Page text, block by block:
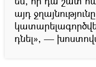
այդ
դնել», —